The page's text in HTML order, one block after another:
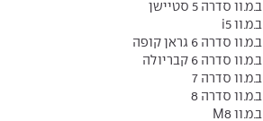
ב.מ.וו סדרה 5 סטיישן
ב.מ.וו i5
ב.מ.וו סדרה 6 גראן קופה
ב.מ.וו סדרה 6 קבריולה
ב.מ.וו סדרה 7
ב.מ.וו סדרה 8
ב.מ.וו M8